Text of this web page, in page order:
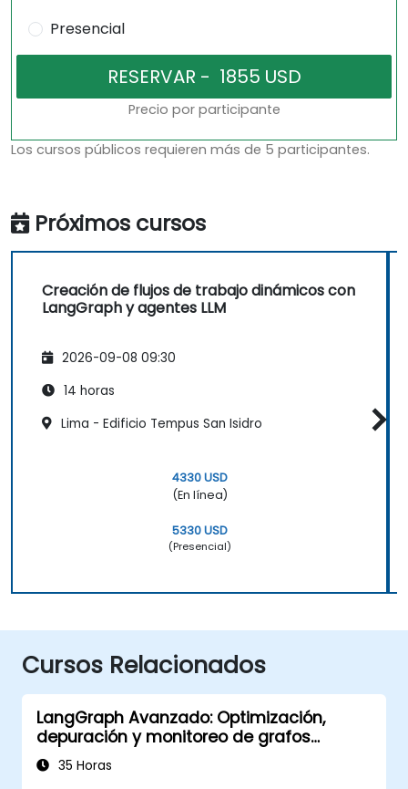
Presencial
Precio por participante
Los cursos públicos requieren más de 5 participantes.
Próximos cursos
Creación de flujos de trabajo dinámicos con
LangGraph y agentes LLM
2026-09-08 09:30
14 horas
Lima - Edificio Tempus San Isidro
4330 USD
(En línea)
5330 USD
(Presencial)
Cursos Relacionados
LangGraph Avanzado: Optimización,
depuración y monitoreo de grafos
complejos
35 Horas